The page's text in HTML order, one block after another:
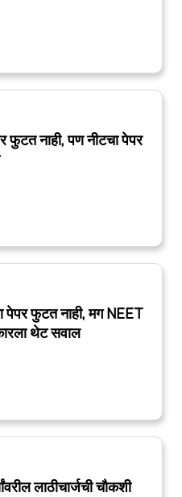
नाही, पण नीटचा पेपर
फुटत नाही, मग NEET
थेट सवाल
लाठीचार्जची चौकशी